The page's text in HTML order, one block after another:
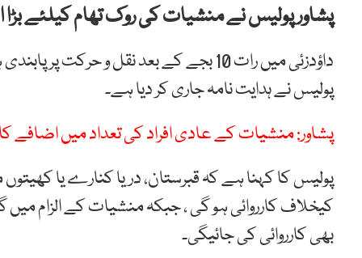
پشاور پولیس نے منشیات کی روک تھام کیلئے بڑا
داؤدزئی میں رات 10 بجے کے بعد نقل و
پولیس نے ہدایت نامہ جاری کر دیا ہے۔
پشاور: منشیات کے عادی افراد کی تعداد میں اضافے
پولیس کا کہنا ہے کہ قبرستان، دریا کنارے یا
کیخلاف کارروائی ہو گی ، جبکہ منشیات کے الزام
بھی کارروائی کی جائیگی۔